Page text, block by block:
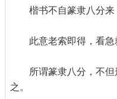
楷书不自篆隶八分来
此意老索即得，看急
所谓篆隶八分，不
之。